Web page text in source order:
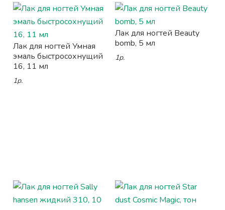
Лак для ногтей Умная
эмаль быстросохнущий
16, 11 мл
1р.
Лак для ногтей Beauty
bomb, 5 мл
1р.